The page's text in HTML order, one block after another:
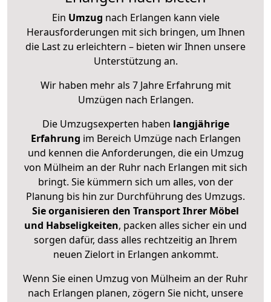
Ein Umzug nach Erlangen kann viele
Herausforderungen mit sich bringen, um Ihnen
die Last zu erleichtern – bieten wir Ihnen unsere
Unterstützung an.
Wir haben mehr als 7 Jahre Erfahrung mit
Umzügen nach Erlangen.
Die Umzugsexperten haben langjährige
Erfahrung im Bereich Umzüge nach Erlangen
und kennen die Anforderungen, die ein Umzug
von Mülheim an der Ruhr nach Erlangen mit sich
bringt. Sie kümmern sich um alles, von der
Planung bis hin zur Durchführung des Umzugs.
Sie organisieren den Transport Ihrer Möbel
und Habseligkeiten, packen alles sicher ein und
sorgen dafür, dass alles rechtzeitig an Ihrem
neuen Zielort in Erlangen ankommt.
Wenn Sie einen Umzug von Mülheim an der Ruhr
nach Erlangen planen, zögern Sie nicht, unsere